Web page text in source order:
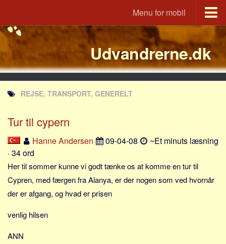
Menu for mobil
Portal
Udvandrerne.dk
Utvandrerne.no
Utvandrarna.se
Tyskland.dk
England.dk
Rusland.dk
JLKM.dk
Lande
Tyrkiet
Spanien
Frankrig
Udvandrerne.dk
REJSE, TRANSPORT, GENERELT
Tur til cypern
Hanne Andersen 09-04-08
~Et minuts læsning
· 34 ord
Her til sommer kunne vi godt tænke os at komme en tur til
Cypren, med færgen fra Alanya, er der nogen som ved hvornår
der er afgang, og hvad er prisen
venlig hilsen
ANN